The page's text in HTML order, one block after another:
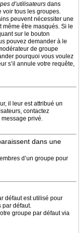
d’utilisateurs dans
voir tous les groupes.
peuvent nécessiter une
même être masqués. Si le
sur le bouton
pouvez demander à le
de groupe
pourquoi vous voulez
s’il annule votre requête,
il leur est attribué un
contactez
message privé.
dans une
d’un groupe pour
défaut est utilisé pour
par défaut.
groupe par défaut via